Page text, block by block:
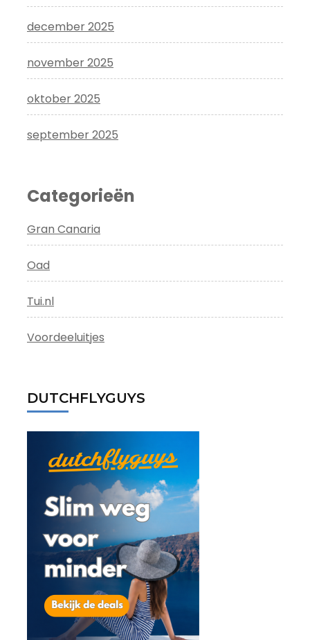
december 2025
november 2025
oktober 2025
september 2025
Categorieën
Gran Canaria
Oad
Tui.nl
Voordeeluitjes
DUTCHFLYGUYS